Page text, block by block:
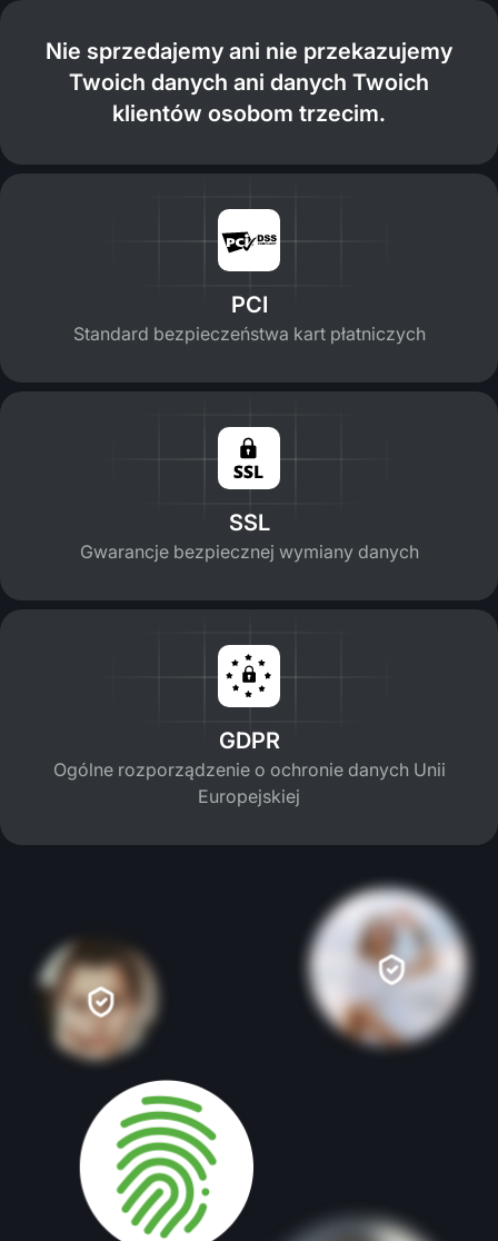
Nie sprzedajemy ani nie przekazujemy
Twoich danych ani danych Twoich
klientów osobom trzecim.
PCI
Standard bezpieczeństwa kart płatniczych
SSL
Gwarancje bezpiecznej wymiany danych
GDPR
Ogólne rozporządzenie o ochronie danych Unii
Europejskiej